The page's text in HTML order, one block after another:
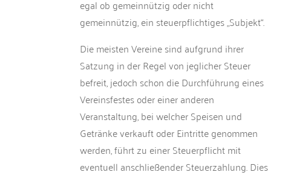
egal ob gemeinnützig oder nicht
gemeinnützig, ein steuerpflichtiges „Subjekt“.
Die meisten Vereine sind aufgrund ihrer
Satzung in der Regel von jeglicher Steuer
befreit, jedoch schon die Durchführung eines
Vereinsfestes oder einer anderen
Veranstaltung, bei welcher Speisen und
Getränke verkauft oder Eintritte genommen
werden, führt zu einer Steuerpflicht mit
eventuell anschließender Steuerzahlung. Dies